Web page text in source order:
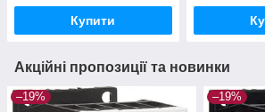
Купити
Акційні пропозиції та новинки
–19% –19%